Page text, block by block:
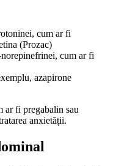
cum ar fi
(Prozac)
cum ar fi
azapirone
ar fi pregabalin sau
anxietății.